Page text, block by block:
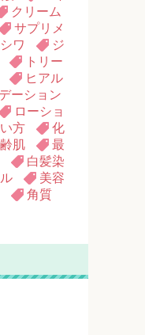
クリーム
サプリメ
シワ
ジ
トリー
ヒアル
ーション
ローショ
方
化
肌
最
白髪染
美容
角質